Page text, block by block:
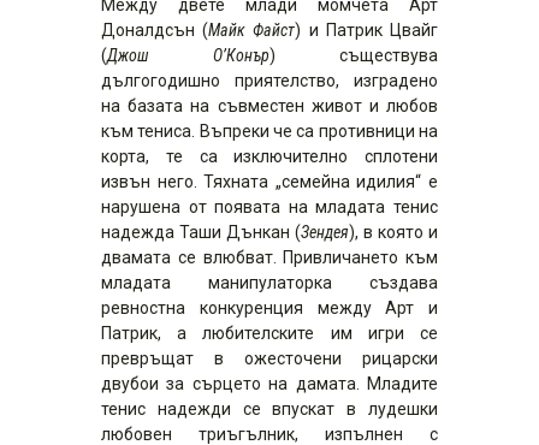
Между двете млади момчета Арт
Доналдсън (Майк Файст) и Патрик Цвайг
(Джош О’Конър) съществува
дългогодишно приятелство, изградено
на базата на съвместен живот и любов
към тениса. Въпреки че са противници на
корта, те са изключително сплотени
извън него. Тяхната „семейна идилия“ е
нарушена от появата на младата тенис
надежда Таши Дънкан (Зендея), в която и
двамата се влюбват. Привличането към
младата манипулаторка създава
ревностна конкуренция между Арт и
Патрик, а любителските им игри се
превръщат в ожесточени рицарски
двубои за сърцето на дамата. Младите
тенис надежди се впускат в лудешки
любовен триъгълник, изпълнен с